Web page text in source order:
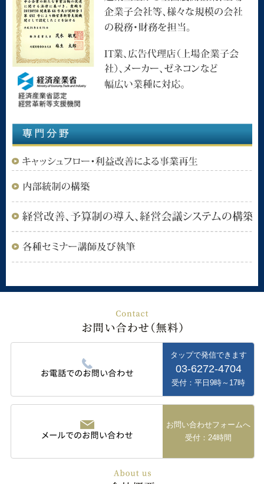
タップで発信できます
03-6272-4704
受付：平日9時～17時
お問い合わせフォームへ
受付：24時間